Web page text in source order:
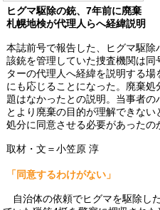
ヒグマ駆除の銃、7年前に廃棄
札幌地検が代理人らへ経緯説明
本誌前号で報告した、ヒグマ駆
該銃を管理していた捜査機関は
ターの代理人へ経緯を説明する
にも応じることになった。廃棄
題はなかったとの説明。当事者
とより廃棄の目的が理解できな
処分に同意させる必要があった
取材・文＝小笠原 淳
「同意するわけがない」
自治体の依頼でヒグマを駆除し